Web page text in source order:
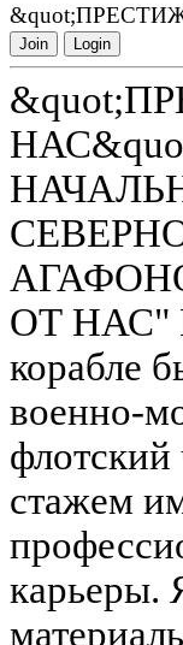
Join Login
ОТ НАС"
корабле
военно-
стажем
карьеры.